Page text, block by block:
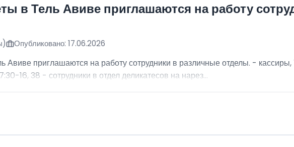
в Тель Авиве приглашаются на работу
Опубликовано: 17.06.2026
Авиве приглашаются на работу сотрудники в различные отделы. -
16, 38 - сотрудники в отдел деликатесов на нарез...